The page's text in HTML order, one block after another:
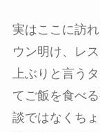
実はここに訪
ウン明け、レ
上ぶりと言う
てご飯を食べ
談ではなくち